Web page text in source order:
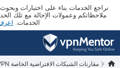
نراجع الخدمات بناء على اختبارات
ملاحظاتكم وعمولات الإحالة مع تلك
الخدمات.
مقارنات الشبكات الافتراضية الخاصة VPN